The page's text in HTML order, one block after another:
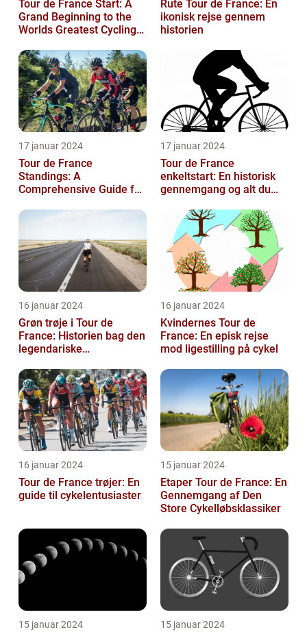
Tour de France Start: A
Grand Beginning to the
Worlds Greatest Cycling
Rute Tour de France: En
ikonisk rejse gennem
historien
17 januar 2024
Tour de France
Standings: A
Comprehensive Guide for
Enthusiasts
17 januar 2024
Tour de France
enkeltstart: En historisk
gennemgang og alt du
16 januar 2024
Grøn trøje i Tour de
France: Historien bag den
legendariske
16 januar 2024
Kvindernes Tour de
France: En episk rejse
mod ligestilling på cykel
16 januar 2024
Tour de France trøjer: En
guide til cykelentusiaster
15 januar 2024
Etaper Tour de France: En
Gennemgang af Den
Store Cykelløbsklassiker
15 januar 2024 15 januar 2024